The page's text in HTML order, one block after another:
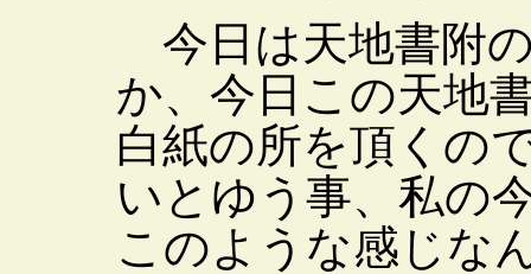
今日は天地書附
か、今日この天地
白紙の所を頂くの
いとゆう事、私の
このような感じな